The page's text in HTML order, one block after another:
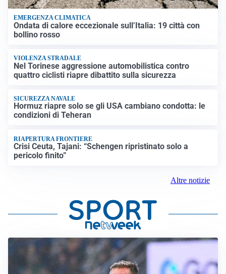
EMERGENZA CLIMATICA
Ondata di calore eccezionale sull’Italia: 19 città con
bollino rosso
VIOLENZA STRADALE
Nel Torinese aggressione automobilistica contro
quattro ciclisti riapre dibattito sulla sicurezza
SICUREZZA NAVALE
Hormuz riapre solo se gli USA cambiano condotta: le
condizioni di Teheran
RIAPERTURA FRONTIERE
Crisi Ceuta, Tajani: “Schengen ripristinato solo a
pericolo finito”
Altre notizie